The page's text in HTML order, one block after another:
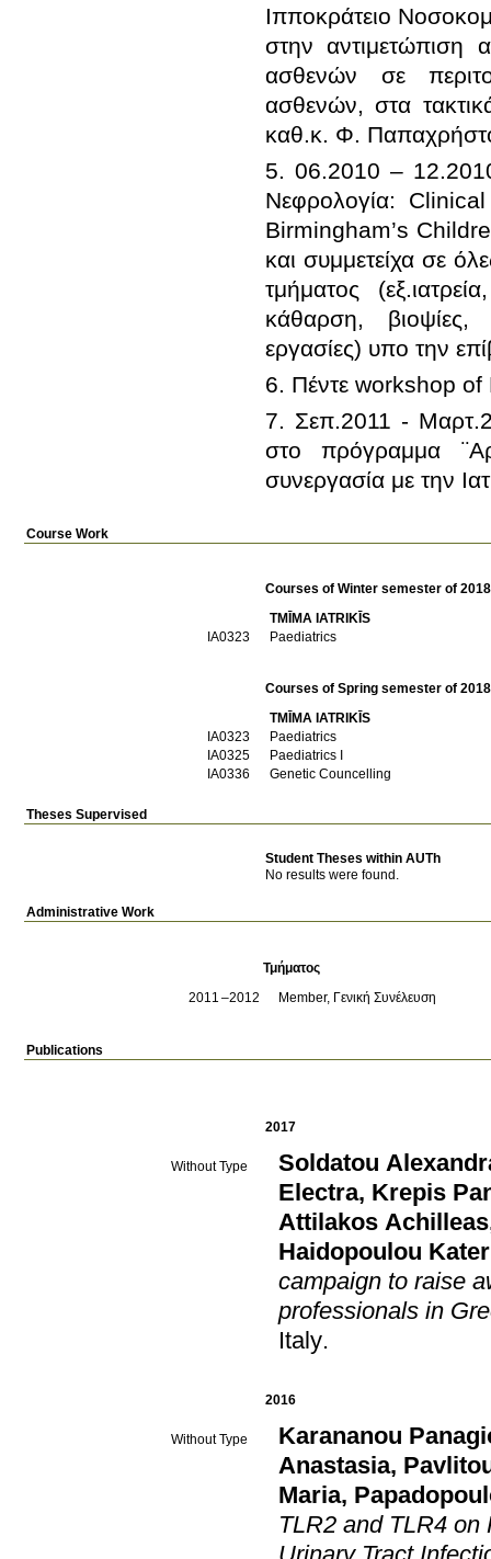
Ιπποκράτειο
στην αντιμετώπιση
ασθενών σε
ασθενών, στα
5. 06.2010 –
Νεφρολογία:
Birmingham’s
και συμμετείχα σε
τμήματος
κάθαρση, βιοψίες,
7. Σεπ.2011 -
στο πρόγραμμα
συνεργασία με την
Course Work
Courses of Winter semester of
TMĪMA IATRIKĪS
ΙΑ0323
Paediatrics
Courses of Spring semester of
TMĪMA IATRIKĪS
ΙΑ0323
Paediatrics
ΙΑ0325
Paediatrics I
ΙΑ0336
Genetic Councelling
Theses Supervised
Student Theses within AUTh
No results were found.
Administrative Work
Τμήματος
2011
2012 Member, Γενική Συνέλευση
Publications
2017
Without Type
Soldatou
Electra, Krepis
Attilakos Achilleas
Haidopoulou
campaign to raise
professionals in
Italy.
2016
Without Type
Karananou
Anastasia,
Maria,
TLR2 and TLR4